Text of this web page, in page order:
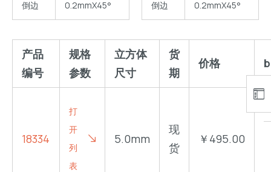
倒边 0.2mmX45° 倒边 0.2mmX45°
产品
编号
规格
参数
立方体
尺寸
货
期
价格
18334
打
开
列
表
5.0mm
现
货
￥495.00